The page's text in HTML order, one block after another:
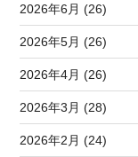
2026年6月 (26)
2026年5月 (26)
2026年4月 (26)
2026年3月 (28)
2026年2月 (24)